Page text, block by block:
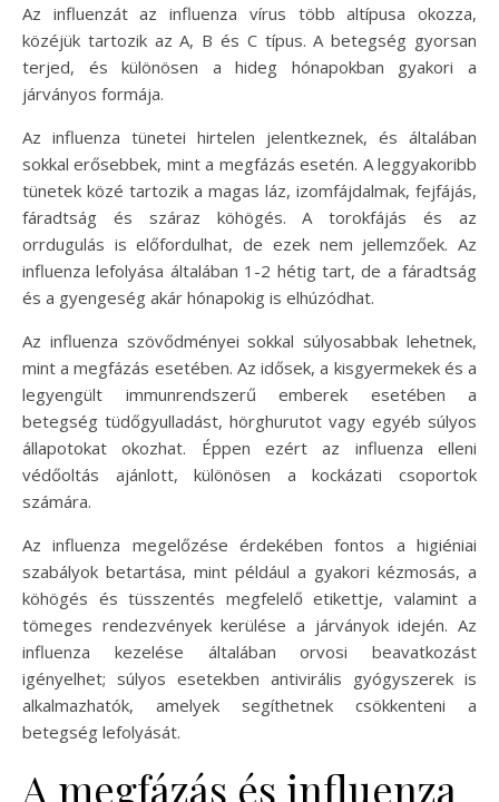
Az influenzát az influenza vírus több altípusa okozza,
közéjük tartozik az A, B és C típus. A betegség gyorsan
terjed, és különösen a hideg hónapokban gyakori a
járványos formája.
Az influenza tünetei hirtelen jelentkeznek, és általában
sokkal erősebbek, mint a megfázás esetén. A leggyakoribb
tünetek közé tartozik a magas láz, izomfájdalmak, fejfájás,
fáradtság és száraz köhögés. A torokfájás és az
orrdugulás is előfordulhat, de ezek nem jellemzőek. Az
influenza lefolyása általában 1-2 hétig tart, de a fáradtság
és a gyengeség akár hónapokig is elhúzódhat.
Az influenza szövődményei sokkal súlyosabbak lehetnek,
mint a megfázás esetében. Az idősek, a kisgyermekek és a
legyengült immunrendszerű emberek esetében a
betegség tüdőgyulladást, hörghurutot vagy egyéb súlyos
állapotokat okozhat. Éppen ezért az influenza elleni
védőoltás ajánlott, különösen a kockázati csoportok
számára.
Az influenza megelőzése érdekében fontos a higiéniai
szabályok betartása, mint például a gyakori kézmosás, a
köhögés és tüsszentés megfelelő etikettje, valamint a
tömeges rendezvények kerülése a járványok idején. Az
influenza kezelése általában orvosi beavatkozást
igényelhet; súlyos esetekben antivirális gyógyszerek is
alkalmazhatók, amelyek segíthetnek csökkenteni a
betegség lefolyását.
A megfázás és influenza